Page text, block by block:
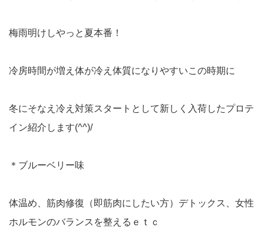
梅雨明けしやっと夏本番！
冷房時間が増え体が冷え体質になりやすいこの時期に
冬にそなえ冷え対策スタートとして新しく入荷したプロテ
イン紹介します(^^)/
＊ブルーベリー味
体温め、筋肉修復（即筋肉にしたい方）デトックス、女性
ホルモンのバランスを整えるｅｔｃ